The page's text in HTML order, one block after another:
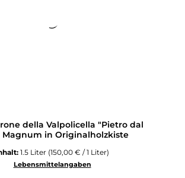
della Valpolicella "Pietro dal
Magnum in Originalholzkiste
1.5 Liter (150,00 € / 1 Liter)
Lebensmittelangaben